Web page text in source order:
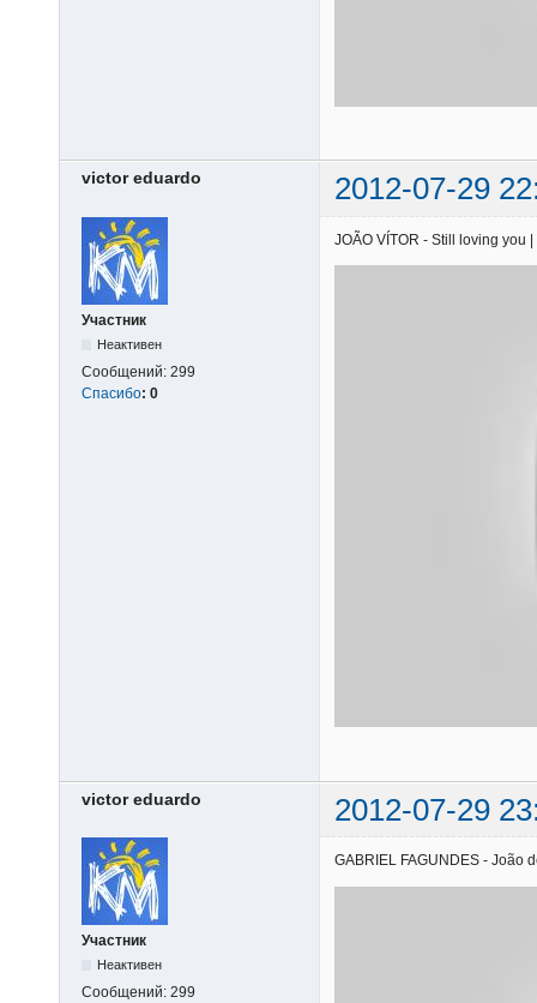
victor eduardo 2012-07-29
Участник
Неактивен
Сообщений: 299
Спасибо: 0
JOÃO VÍTOR - Still loving you
victor eduardo 2012-07-29
Участник
Неактивен
Сообщений: 299
GABRIEL FAGUNDES - João